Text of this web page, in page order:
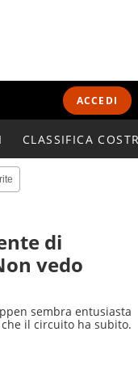
ACCEDI
CLASSIFICA
di
vedo
sembra entusiasta
il circuito ha subito.